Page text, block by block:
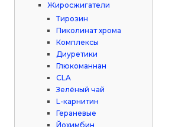
Жиросжигатели
Тирозин
Пиколинат хрома
Комплексы
Диуретики
Глюкоманнан
CLA
Зелёный чай
L-карнитин
Гераневые
Йохимбин